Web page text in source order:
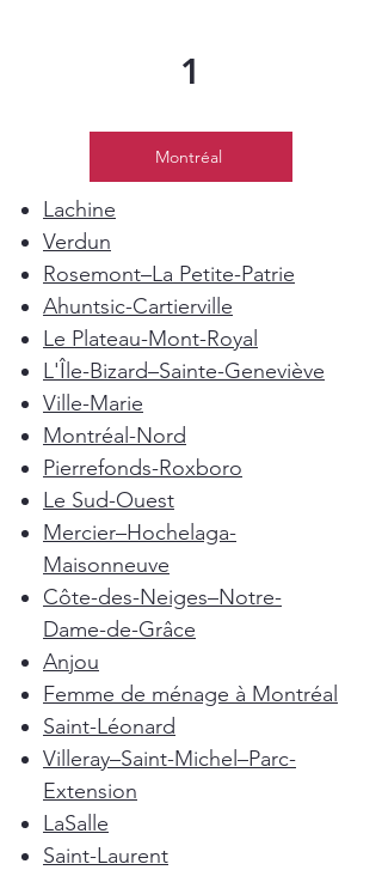
1
Montréal
Lachine
Verdun
Rosemont–La Petite-Patrie
Ahuntsic-Cartierville
Le Plateau-Mont-Royal
L'Île-Bizard–Sainte-Geneviève
Ville-Marie
Montréal-Nord
Pierrefonds-Roxboro
Le Sud-Ouest
Mercier–Hochelaga-
Maisonneuve
Côte-des-Neiges–Notre-
Dame-de-Grâce
Anjou
Femme de ménage à Montréal
Saint-Léonard
Villeray–Saint-Michel–Parc-
Extension
LaSalle
Saint-Laurent